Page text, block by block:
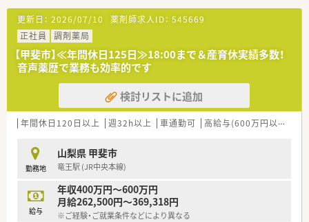
包機、薬袋印字装置、 処方せん二次元バーコード読取りシステム
など最新機器を導入し、業務の効率化を図っています！
■甲府市を中心に、山梨県内に複数店舗展開しておりお休みの際
の体制も整っています★
【こんな取り組みをしています】
■患者様をお待たせしないために処方箋の二次元バーコード読
み取りシステムを全店舗で導入しております。
■スタッフのスキルアップを目的とした定期的な勉強会を開催
し最新の医療知識を共有する機会があります。
接種の実施などで体調面をサポートしています。
更新日： 2026/07/10 薬剤師求人ID： 545669
正社員
調剤薬局
【甲斐市】≪年間休日125日≫18:00まで＆産育休実績多数！
音声薬歴で業務も効率的です
検討リストに追加
年間休日120日以上 週32h以上 車通勤可 高給与(600万円以上)
勤務地
山梨県 甲斐市
竜王駅 (JR中央本線)
給与
年収400万円～600万円
月給262,500円～369,318円
※ご経験・ご就業条件などにより異なる